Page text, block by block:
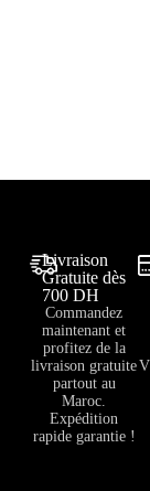
Livraison
Gratuite dès
700 DH
Commandez
maintenant et
profitez de la
livraison gratuite
partout au
Maroc.
Expédition
rapide garantie !